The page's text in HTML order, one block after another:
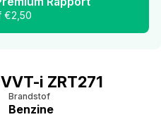
€2,50
i ZRT271
Brandstof
Benzine